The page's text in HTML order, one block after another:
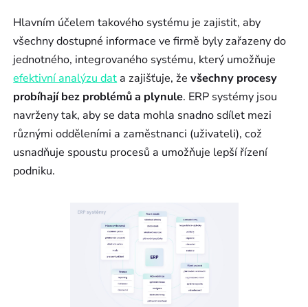
Hlavním účelem takového systému je zajistit, aby
všechny dostupné informace ve firmě byly zařazeny do
jednotného, integrovaného systému, který umožňuje
efektivní analýzu dat a zajišťuje, ževšechny procesy
probíhají bez problémů a plynule. ERP systémy jsou
navrženy tak, aby se data mohla snadno sdílet mezi
různými odděleními a zaměstnanci (uživateli), což
usnadňuje spoustu procesů a umožňuje lepší řízení
podniku.